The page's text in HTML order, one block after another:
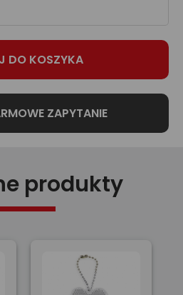
produkty